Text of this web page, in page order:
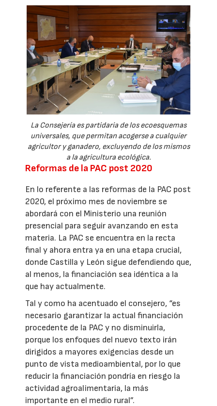
La Consejería es partidaria de los ecoesquemas
universales, que permitan acogerse a cualquier
agricultor y ganadero, excluyendo de los mismos
a la agricultura ecológica.
Reformas de la PAC post 2020
En lo referente a las reformas de la PAC post
2020, el próximo mes de noviembre se
abordará con el Ministerio una reunión
presencial para seguir avanzando en esta
materia. La PAC se encuentra en la recta
final y ahora entra ya en una etapa crucial,
donde Castilla y León sigue defendiendo que,
al menos, la financiación sea idéntica a la
que hay actualmente.
Tal y como ha acentuado el consejero, “es
necesario garantizar la actual financiación
procedente de la PAC y no disminuirla,
porque los enfoques del nuevo texto irán
dirigidos a mayores exigencias desde un
punto de vista medioambiental, por lo que
reducir la financiación pondría en riesgo la
actividad agroalimentaria, la más
importante en el medio rural”.